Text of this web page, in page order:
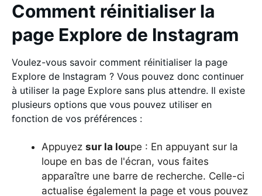
Comment réinitialiser la
page Explore de Instagram
Voulez-vous savoir comment réinitialiser la page
Explore de Instagram ? Vous pouvez donc continuer
à utiliser la page Explore sans plus attendre. Il existe
plusieurs options que vous pouvez utiliser en
fonction de vos préférences :
Appuyez sur la loupe : En appuyant sur la
loupe en bas de l'écran, vous faites
apparaître une barre de recherche. Celle-ci
actualise également la page et vous pouvez